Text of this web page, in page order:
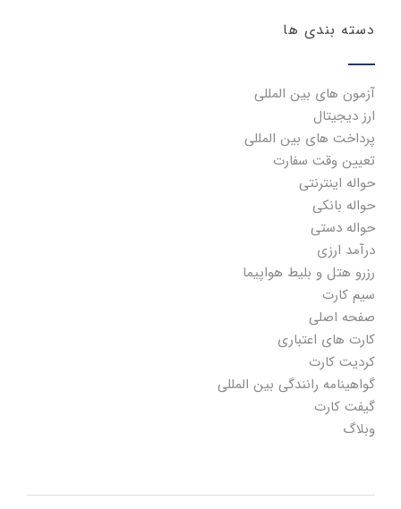
دسته بندی ها
آزمون های بین المللی
ارز دیجیتال
پرداخت های بین المللی
تعیین وقت سفارت
حواله اینترنتی
حواله بانکی
حواله دستی
درآمد ارزی
رزرو هتل و بلیط هواپیما
سیم کارت
صفحه اصلی
کارت های اعتباری
کردیت کارت
گواهینامه رانندگی بین المللی
گیفت کارت
وبلاگ